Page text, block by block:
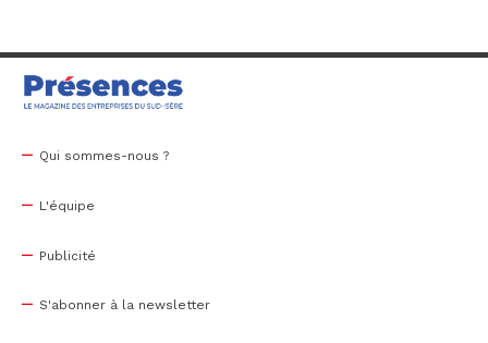
Qui sommes-nous ?
L'équipe
Publicité
S'abonner à la newsletter